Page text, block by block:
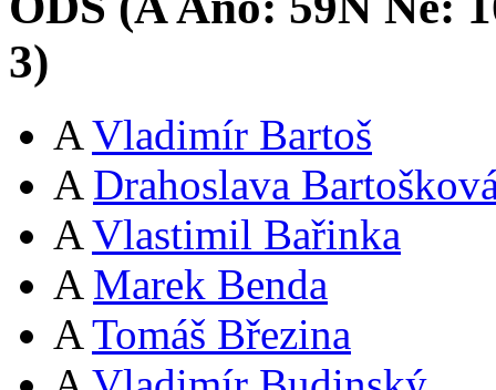
3)
A Vladimír Bartoš
A Drahoslava
A Vlastimil Bařinka
A Marek Benda
A Tomáš Březina